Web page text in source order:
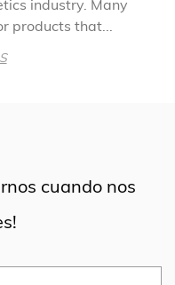
industry. Many
products that...
cuando nos